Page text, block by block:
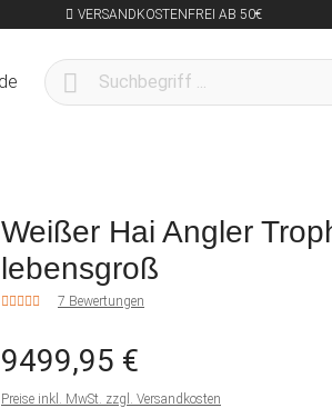
VERSANDKOSTENFREI AB 50€
Weißer Hai Angler
lebensgroß
7 Bewertungen
9499,95 €
Preise inkl. MwSt. zzgl. Versandkosten